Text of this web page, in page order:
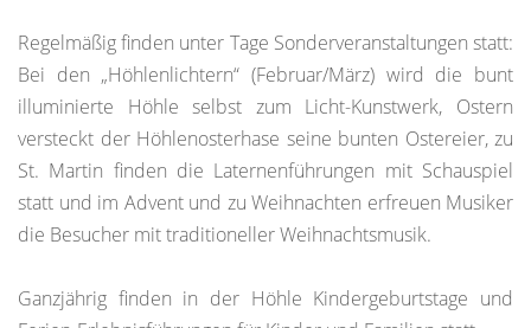
Regelmäßig finden unter Tage Sonderveranstaltungen statt:
Bei den „Höhlenlichtern“ (Februar/März) wird die bunt
illuminierte Höhle selbst zum Licht-Kunstwerk, Ostern
versteckt der Höhlenosterhase seine bunten Ostereier, zu
St. Martin finden die Laternenführungen mit Schauspiel
statt und im Advent und zu Weihnachten erfreuen Musiker
die Besucher mit traditioneller Weihnachtsmusik.
Ganzjährig finden in der Höhle Kindergeburtstage und